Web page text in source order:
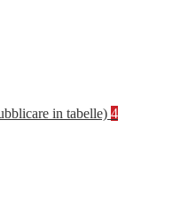
in tabelle) 4